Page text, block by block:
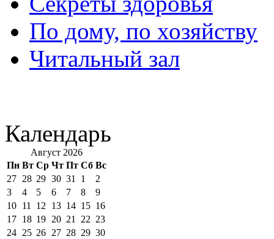
По дому, по хозяйству
Читальный зал
Календарь
Август 2026
Пн Вт Ср Чт Пт Сб Вс
27 28 29 30 31 1
2
3
4 5 6 7 8
9
10 11 12 13 14 15 16
17 18 19 20 21 22 23
24 25 26 27 28 29 30